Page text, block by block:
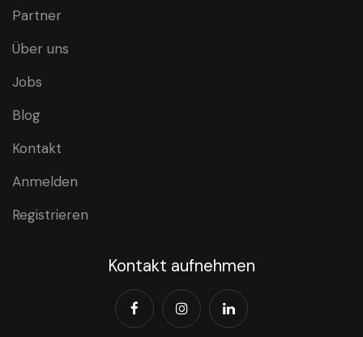
Partner
Über uns
Jobs
Blog
Kontakt
Anmelden
Registrieren
Kontakt aufnehmen